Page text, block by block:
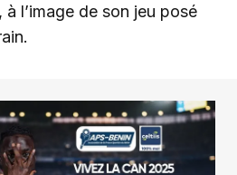
l’image de son jeu posé